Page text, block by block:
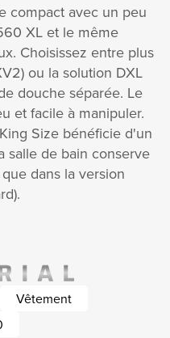
compact avec un peu
XL et le même
Choisissez entre plus
ou la solution DXL
douche séparée. Le
et facile à manipuler.
Size bénéficie d'un
salle de bain conserve
dans la version
Vêtement